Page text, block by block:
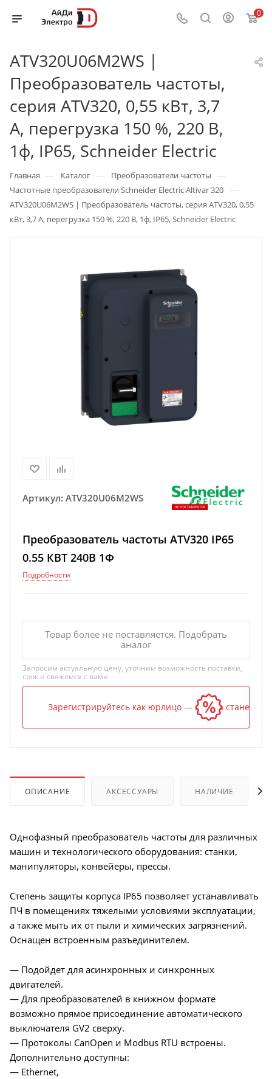
0
ATV320U06M2WS |
Преобразователь частоты,
серия ATV320, 0,55 кВт, 3,7
А, перегрузка 150 %, 220 В,
1ф, IP65, Schneider Electric
Главная — Каталог — Преобразователи частоты —
Частотные преобразователи Schneider Electric Altivar 320 —
ATV320U06M2WS | Преобразователь частоты, серия ATV320, 0,55
кВт, 3,7 А, перегрузка 150 %, 220 В, 1ф, IP65, Schneider Electric
Артикул: ATV320U06M2WS
Преобразователь частоты ATV320 IP65
0.55 КВТ 240В 1Ф
Подробности
Товар более не поставляется. Подобрать
аналог
Запросим актуальную цену, уточним возможность поставки,
срок и свяжемся с вами
Зарегистрируйтесь как юрлицо — и цена станет
ОПИСАНИЕ АКСЕССУАРЫ НАЛИЧИЕ
Однофазный преобразователь частоты для различных
машин и технологического оборудования: станки,
манипуляторы, конвейеры, прессы.
Степень защиты корпуса IP65 позволяет устанавливать
ПЧ в помещениях тяжелыми условиями эксплуатации,
а также мыть их от пыли и химических загрязнений.
Оснащен встроенным разъединителем.
— Подойдет для асинхронных и синхронных
двигателей.
— Для преобразователей в книжном формате
возможно прямое присоединение автоматического
выключателя GV2 сверху.
— Протоколы CanOpen и Modbus RTU встроены.
Дополнительно доступны:
— Ethernet,